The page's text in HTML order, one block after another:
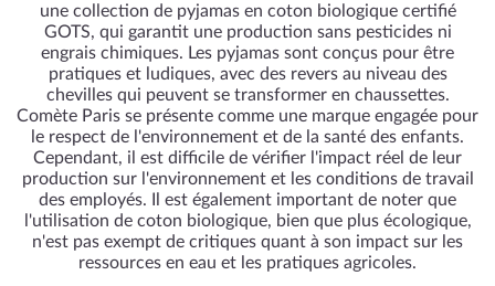
une collection de pyjamas en coton biologique certifié
GOTS, qui garantit une production sans pesticides ni
engrais chimiques. Les pyjamas sont conçus pour être
pratiques et ludiques, avec des revers au niveau des
chevilles qui peuvent se transformer en chaussettes.
Comète Paris se présente comme une marque engagée pour
le respect de l'environnement et de la santé des enfants.
Cependant, il est difficile de vérifier l'impact réel de leur
production sur l'environnement et les conditions de travail
des employés. Il est également important de noter que
l'utilisation de coton biologique, bien que plus écologique,
n'est pas exempt de critiques quant à son impact sur les
ressources en eau et les pratiques agricoles.